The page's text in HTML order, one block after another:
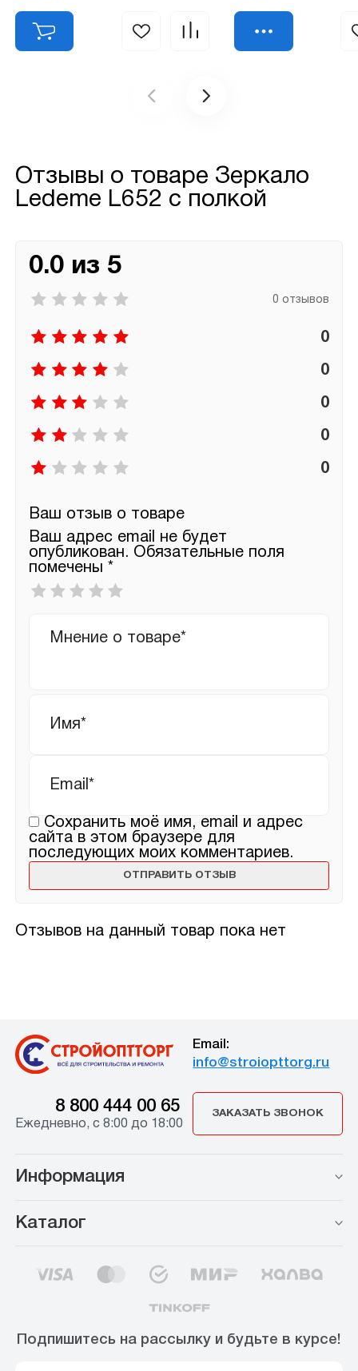
Отзывы о товаре Зеркало
Ledeme L652 с полкой
Отзывов на данный товар пока нет
0.0 из 5
0 отзывов
0
0
0
0
0
Ваш отзыв о товаре
Ваш адрес email не будет
опубликован. Обязательные поля
помечены *
Ваша
оценка
отзыв
Сохранить моё имя, email и адрес
сайта в этом браузере для
последующих моих комментариев.
Email:
info@stroiopttorg.ru
8 800 444 00 65
Ежедневно, с 8:00 до 18:00
ЗАКАЗАТЬ ЗВОНОК
Информация
Каталог
Подпишитесь на рассылку и будьте в курсе!